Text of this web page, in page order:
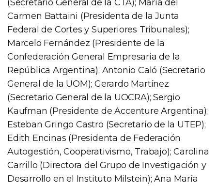
(Secretario General de la CTA); María del
Carmen Battaini (Presidenta de la Junta
Federal de Cortes y Superiores Tribunales);
Marcelo Fernández (Presidente de la
Confederación General Empresaria de la
República Argentina); Antonio Caló (Secretario
General de la UOM); Gerardo Martínez
(Secretario General de la UOCRA); Sergio
Kaufman (Presidente de Accenture Argentina);
Esteban Gringo Castro (Secretario de la UTEP);
Edith Encinas (Presidenta de Federación
Autogestión, Cooperativismo, Trabajo); Carolina
Carrillo (Directora del Grupo de Investigación y
Desarrollo en el Instituto Milstein); Ana María